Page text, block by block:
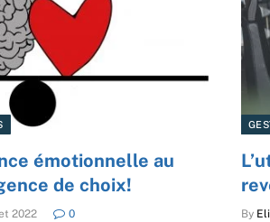
émotionnelle au
de choix!
2022 0 By